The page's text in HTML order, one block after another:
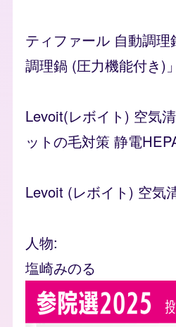
ティファール 自動調
調理鍋 (圧力機能付き)
Levoit(レボイト) 空気
ットの毛対策 静電
Levoit (レボイト) 空気
人物
塩崎みのる
flyer_images
Image